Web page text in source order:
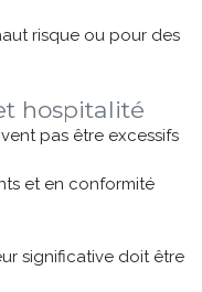
risque ou pour des
hospitalité
pas être excessifs
et en conformité
significative doit être